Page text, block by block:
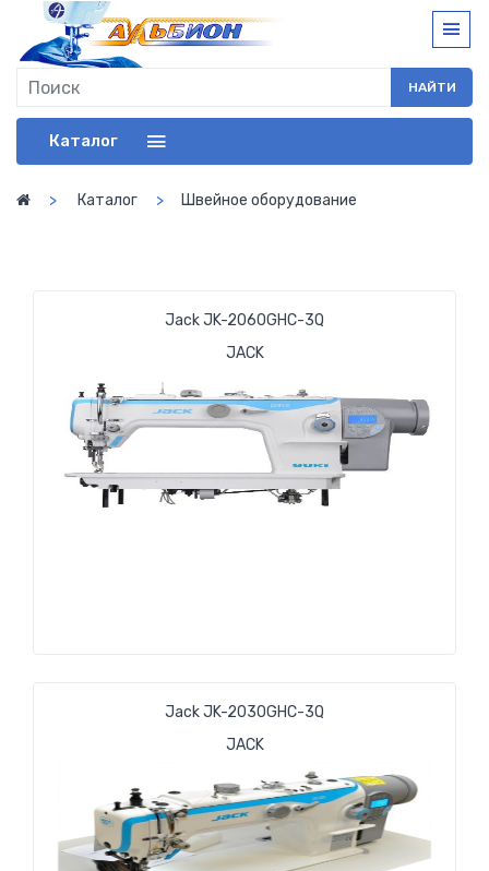
НАЙТИ
Каталог
Каталог Швейное оборудование
Jack JK-2060GHC-3Q
JACK
Jack JK-2030GHC-3Q
JACK